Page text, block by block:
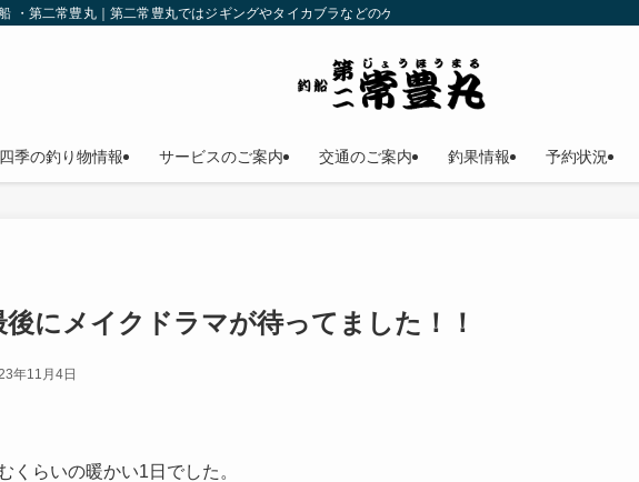
・第二常豊丸｜第二常豊丸ではジギングやタイカブラなどのゲームフィッシングが楽しめます！仕立
四季の釣り物情報 サービスのご案内 交通のご案内 釣果情報 予約状況
後にメイクドラマが待ってました！！
年11月4日
くらいの暖かい1日でした。